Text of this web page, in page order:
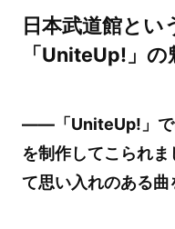
日本武道館と
「UniteUp!」
——「UniteUp!」で
を制作してこられ
て思い入れのある曲